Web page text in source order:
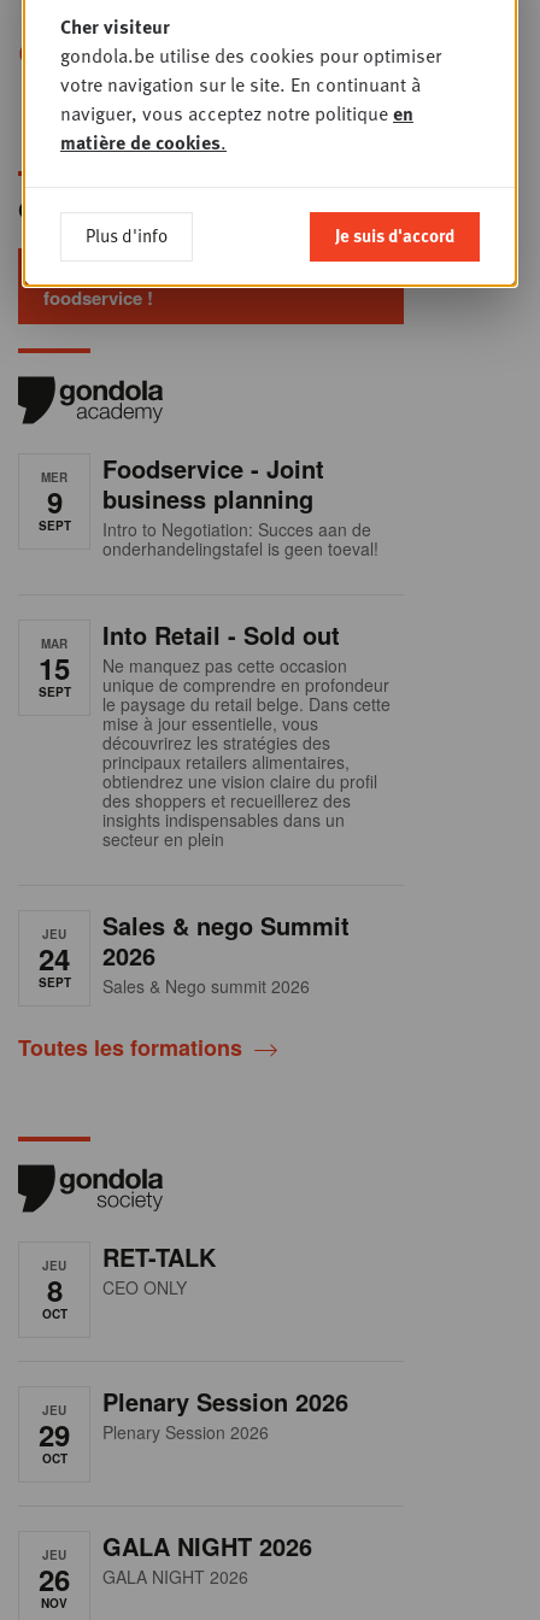
Incendies en Gironde : comment les
distributeurs s'organisent face à la crise
(France)
Gondola Newsletter
foodservice !
MER
9
SEPT
Foodservice - Joint
business planning
Intro to Negotiation: Succes aan de
onderhandelingstafel is geen toeval!
MAR
15
SEPT
Into Retail - Sold out
Ne manquez pas cette occasion
unique de comprendre en profondeur
le paysage du retail belge. Dans cette
mise à jour essentielle, vous
découvrirez les stratégies des
principaux retailers alimentaires,
obtiendrez une vision claire du profil
des shoppers et recueillerez des
insights indispensables dans un
secteur en plein
JEU
24
SEPT
Sales & nego Summit
2026
Sales & Nego summit 2026
Toutes les formations
JEU
8
OCT
RET-TALK
CEO ONLY
JEU
29
OCT
Plenary Session 2026
Plenary Session 2026
JEU
26
NOV
GALA NIGHT 2026
GALA NIGHT 2026
Cher visiteur
gondola.be utilise des cookies pour optimiser
votre navigation sur le site. En continuant à
naviguer, vous acceptez notre politiqueen
matière de cookies.
Plus d'info Je suis d'accord